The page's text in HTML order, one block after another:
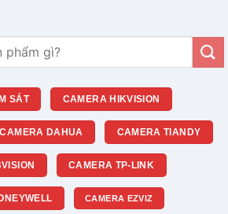
SÁT CAMERA HIKVISION
CAMERA DAHUA CAMERA TIANDY
CAMERA TP-LINK
CAMERA EZVIZ